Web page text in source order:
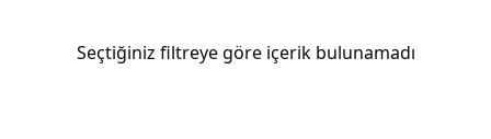
Seçtiğiniz filtreye göre içerik bulunamadı